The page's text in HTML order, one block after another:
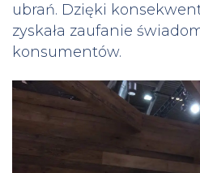
ubrań. Dzięki
zyskała zaufanie
konsumentów.